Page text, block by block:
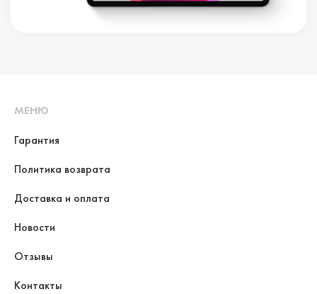
МЕНЮ
Гарантия
Политика возврата
Доставка и оплата
Новости
Отзывы
Контакты